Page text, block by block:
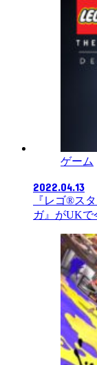
ゲーム
2022.04.13
『レゴ®ス
ガ』がUKで